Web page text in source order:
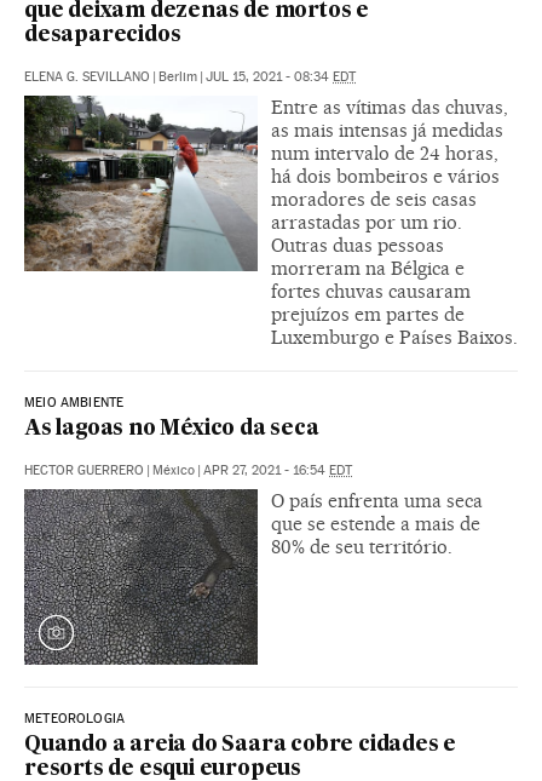
que deixam dezenas de mortos e
desaparecidos
ELENA G. SEVILLANO | Berlim | JUL 15, 2021 - 08:34 EDT
Entre as vítimas das chuvas,
as mais intensas já medidas
num intervalo de 24 horas,
há dois bombeiros e vários
moradores de seis casas
arrastadas por um rio.
Outras duas pessoas
morreram na Bélgica e
fortes chuvas causaram
prejuízos em partes de
Luxemburgo e Países Baixos.
MEIO AMBIENTE
As lagoas no México da seca
HECTOR GUERRERO | México | APR 27, 2021 - 16:54 EDT
O país enfrenta uma seca
que se estende a mais de
80% de seu território.
METEOROLOGIA
Quando a areia do Saara cobre cidades e
resorts de esqui europeus